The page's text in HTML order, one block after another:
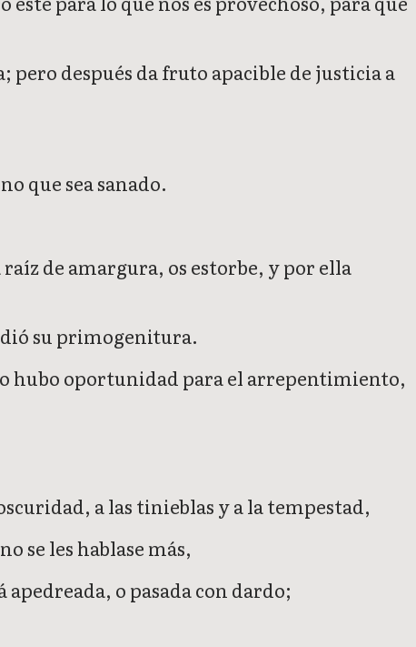
pero después da fruto apacible de justicia a
que sea sanado.
de amargura, os estorbe, y por ella
su primogenitura.
hubo oportunidad para el arrepentimiento,
a las tinieblas y a la tempestad,
se les hablase más,
o pasada con dardo;